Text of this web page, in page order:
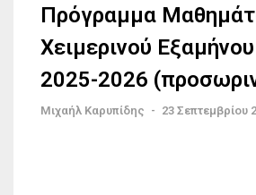
Πρόγραμμα
Χειμερινού
2025-2026
Μιχαήλ Καρυπίδης - 23 Σεπτεμβρίου